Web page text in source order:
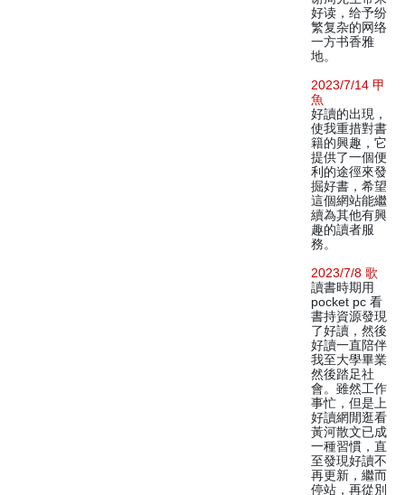
好读，给予纷
繁复杂的网络
一方书香雅
地。
2023/7/14 甲
魚
好讀的出現，
使我重措對書
籍的興趣，它
提供了一個便
利的途徑來發
掘好書，希望
這個網站能繼
續為其他有興
趣的讀者服
務。
2023/7/8 歌
讀書時期用
pocket pc 看
書持資源發現
了好讀，然後
好讀一直陪伴
我至大學畢業
然後踏足社
會。雖然工作
事忙，但是上
好讀網閒逛看
黃河散文已成
一種習慣，直
至發現好讀不
再更新，繼而
停站，再從別